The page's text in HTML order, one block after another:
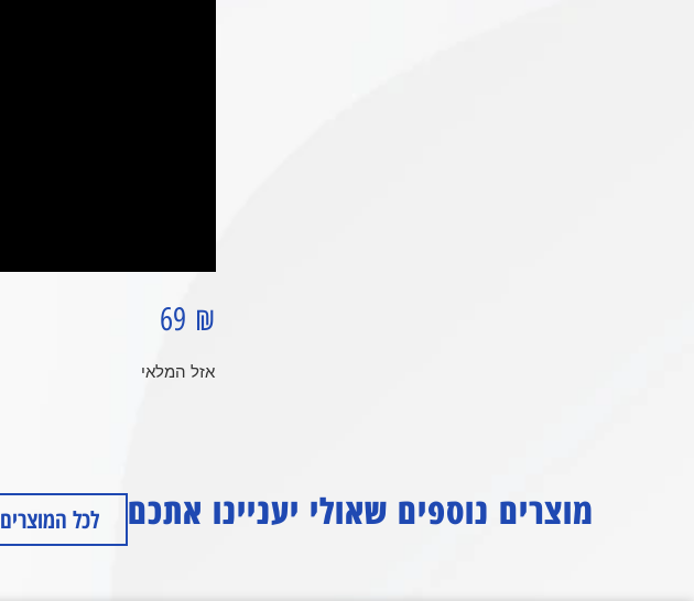
69 ₪
אזל המלאי
מוצרים נוספים שאולי יעניינו אתכם לכל המוצרים